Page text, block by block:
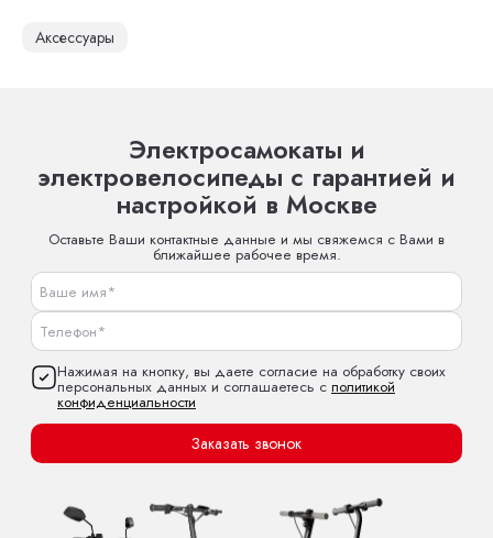
Аксессуары
Электросамокаты и
электровелосипеды с гарантией и
настройкой в Москве
Оставьте Ваши контактные данные и мы свяжемся с Вами в
ближайшее рабочее время.
Нажимая на кнопку, вы даете согласие на обработку своих
персональных данных и соглашаетесь с политикой
конфиденциальности
Заказать звонок